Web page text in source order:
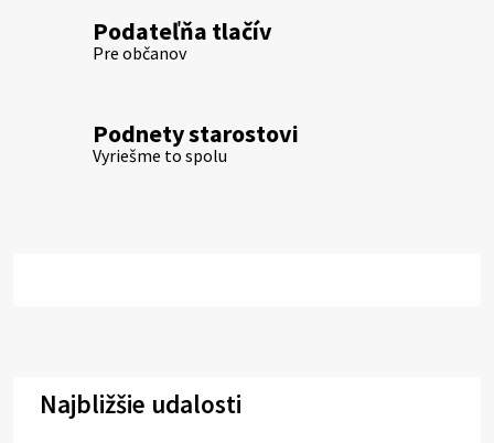
Podateľňa tlačív
Pre občanov
Podnety starostovi
Vyriešme to spolu
Najbližšie udalosti